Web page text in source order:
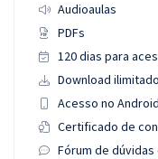
Audioaulas
PDFs
120 dias para
Download
Acesso no
Certificado de
Fórum de